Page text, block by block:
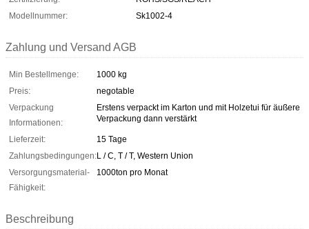
Modellnummer:
Sk1002-4
Zahlung und Versand AGB
Min Bestellmenge:
1000 kg
Preis:
negotable
Verpackung
Informationen:
Erstens verpackt im Karton und mit Holzetui für äußere
Verpackung dann verstärkt
Lieferzeit:
15 Tage
Zahlungsbedingungen:L / C, T / T, Western Union
Versorgungsmaterial-
Fähigkeit:
1000ton pro Monat
Beschreibung